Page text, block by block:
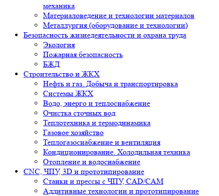
механика
Материаловедение и технологии материалов
Металлургия (оборудование и технологии)
Безопасность жизнедеятельности и охрана труда
Экология
Пожарная безопасность
БЖД
Строительство и ЖКХ
Нефть и газ. Добыча и транспортировка
Системы ЖКХ
Водо, энерго и теплоснабжение
Очистка сточных вод
Теплотехника и термодинамика
Газовое хозяйство
Теплогазоснабжение и вентиляция
Кондиционирование. Холодильная техника
Отопление и водоснабжение
CNC, ЧПУ, 3D и прототипирование
Станки и прессы с ЧПУ, CAD/CAM
Аддитивные технологии и прототипирование